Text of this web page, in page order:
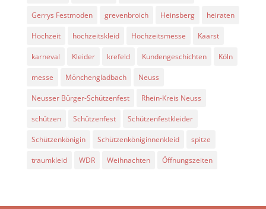
Gerrys Festmoden grevenbroich Heinsberg heiraten
Hochzeit hochzeitskleid Hochzeitsmesse Kaarst
karneval Kleider krefeld Kundengeschichten Köln
messe Mönchengladbach Neuss
Neusser Bürger-Schützenfest Rhein-Kreis Neuss
schützen Schützenfest Schützenfestkleider
Schützenkönigin Schützenköniginnenkleid spitze
traumkleid WDR Weihnachten Öffnungszeiten